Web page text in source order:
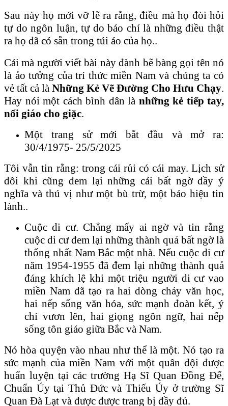
Sau này họ mới vỡ lẽ ra rằng, điều mà họ đòi hỏi
tự do ngôn luận, tự do báo chí là những điều thật
ra họ đã có sẵn trong túi áo của họ..
Cái mà người viết bài này đành bẽ bàng gọi tên nó
là ảo tưởng của trí thức miền Nam và chúng ta có
vẻ tất cả là Những Kẻ Vẽ Đường Cho Hưu Chạy.
Hay nói một cách bình dân là những kẻ tiếp tay,
nối giáo cho giặc.
Một trang sử mới bắt đầu và mở ra:
30/4/1975- 25/5/2025
Tôi vẫn tin rằng: trong cái rủi có cái may. Lịch sử
đôi khi cũng đem lại những cái bất ngờ đầy ý
nghĩa và thú vị như một bù trừ, một báo hiệu tin
lành..
Cuộc di cư. Chẳng mấy ai ngờ và tin rằng
cuộc di cư đem lại những thành quả bất ngờ là
thống nhất Nam Bắc một nhà. Nếu cuộc di cư
năm 1954-1955 đã đem lại những thành quả
đáng khích lệ khi một triệu người di cư vao
miền Nam đã tạo ra hai dòng chảy văn học,
hai nếp sống văn hóa, sức mạnh đoàn kết, ý
chí vươn lên, hai giọng ngôn ngữ, hai nếp
sống tôn giáo giữa Bắc và Nam.
Nó hòa quyện vào nhau như thể là một. Nó tạo ra
sức mạnh của miền Nam với một quân đội được
huấn luyện tại các trường Hạ Sĩ Quan Đồng Đế,
Chuẩn Úy tại Thủ Đức và Thiếu Úy ở trường Sĩ
Quan Đà Lạt và được được trang bị đầy đủ.